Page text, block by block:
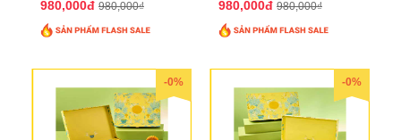
QTTT30
980,000đ 980,000₫
QTTT31
980,000đ 980,000₫
-0% -0%